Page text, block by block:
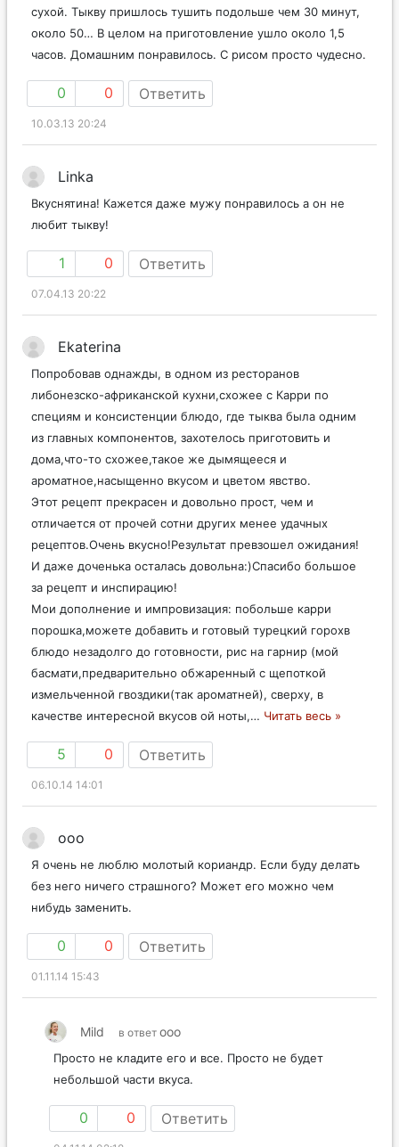
сухой. Тыкву пришлось тушить подольше чем 30 минут,
около 50… В целом на приготовление ушло около 1,5
часов. Домашним понравилось. С рисом просто чудесно.
0 0 Ответить
10.03.13 20:24
Linka
Вкуснятина! Кажется даже мужу понравилось а он не
любит тыкву!
1 0 Ответить
07.04.13 20:22
Ekaterina
Попробовав однажды, в одном из ресторанов
либонезско-африканской кухни,схожее с Карри по
специям и консистенции блюдо, где тыква была одним
из главных компонентов, захотелось приготовить и
дома,что-то схожее,такое же дымящееся и
ароматное,насыщенно вкусом и цветом явство.
Этот рецепт прекрасен и довольно прост, чем и
отличается от прочей сотни других менее удачных
рецептов.Очень вкусно!Результат превзошел ожидания!
И даже доченька осталась довольна:)Спасибо большое
за рецепт и инспирацию!
Мои дополнение и импровизация: побольше карри
порошка,можете добавить и готовый турецкий горохв
блюдо незадолго до готовности, рис на гарнир (мой
басмати,предварительно обжаренный с щепоткой
измельченной гвоздики(так ароматней), сверху, в
качестве интересной вкусов ой ноты,… Читать весь »
5 0 Ответить
06.10.14 14:01
ooo
Я очень не люблю молотый кориандр. Если буду делать
без него ничего страшного? Может его можно чем
нибудь заменить.
0 0 Ответить
01.11.14 15:43
Mild в ответ ooo
Просто не кладите его и все. Просто не будет
небольшой части вкуса.
0 0 Ответить